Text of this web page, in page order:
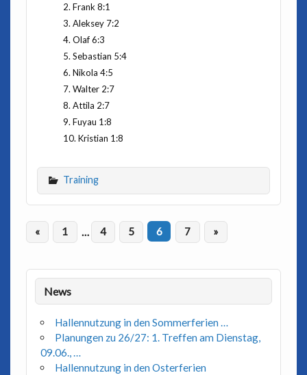
Frank 8:1
Aleksey 7:2
Olaf 6:3
Sebastian 5:4
Nikola 4:5
Walter 2:7
Attila 2:7
Fuyau 1:8
Kristian 1:8
Training
« 1 … 4 5 6 7 »
News
Hallennutzung in den Sommerferien …
Planungen zu 26/27: 1. Treffen am Dienstag,
09.06., …
Hallennutzung in den Osterferien